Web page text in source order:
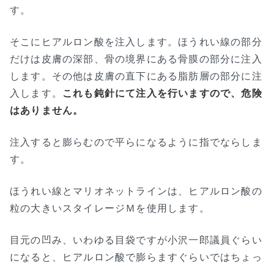
す。
そこにヒアルロン酸を注入します。ほうれい線の部分
だけは皮膚の深部、骨の境界にある骨膜の部分に注入
します。その他は皮膚の直下にある脂肪層の部分に注
入します。 これも鈍針にて注入を行いますので、危険
はありません。
注入すると膨らむので平らになるように指でならしま
す。
ほうれい線とマリオネットラインは、ヒアルロン酸の
粒の大きいスタイレージＭを使用します。
目元の凹み、いわゆる目袋ですが小沢一郎議員ぐらい
になると、ヒアルロン酸で膨らますぐらいではちょっ